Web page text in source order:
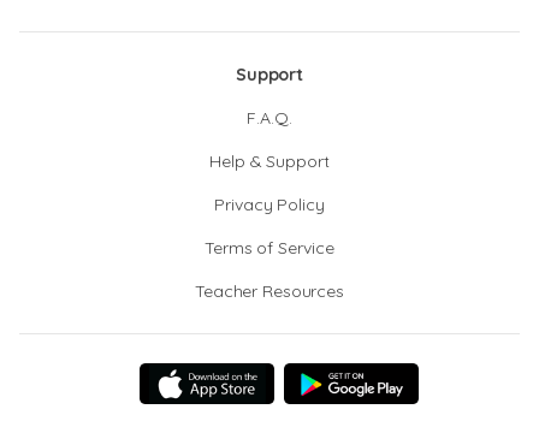
Support
F.A.Q.
Help & Support
Privacy Policy
Terms of Service
Teacher Resources